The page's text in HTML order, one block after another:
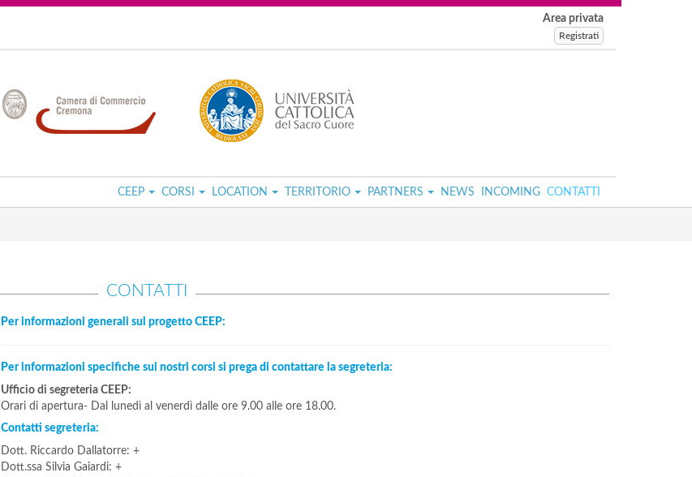
Area privata
Registrati
CEEP CORSI LOCATION TERRITORIO PARTNERS NEWS INCOMING CONTATTI
CONTATTI
Per informazioni generali sul progetto CEEP:
Per informazioni specifiche sui nostri corsi si prega di contattare la segreteria:
Ufficio di segreteria CEEP:
Orari di apertura- Dal lunedì al venerdì dalle ore 9.00 alle ore 18.00.
Contatti segreteria:
Dott. Riccardo Dallatorre: +
Dott.ssa Silvia Gaiardi: +